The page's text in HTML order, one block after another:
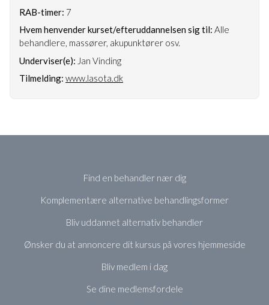
RAB-timer: 7
Hvem henvender kurset/efteruddannelsen sig til: Alle
behandlere, massører, akupunktører osv.
Underviser(e): Jan Vinding
Tilmelding: www.lasota.dk
Find en behandler nær dig
Komplementære alternative behandlingsformer
Bliv uddannet alternativ behandler
Ønsker du at annoncere dit kursus på vores hjemmeside
Bliv medlem i dag
Se dine medlemsfordele